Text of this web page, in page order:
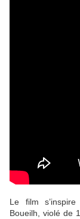
Le film
Boueilh, violé de